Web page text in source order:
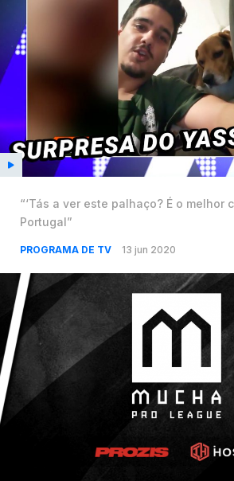
“‘Tás a ver este palhaço? É o melhor
Portugal”
PROGRAMA DE TV 13 jun 2020